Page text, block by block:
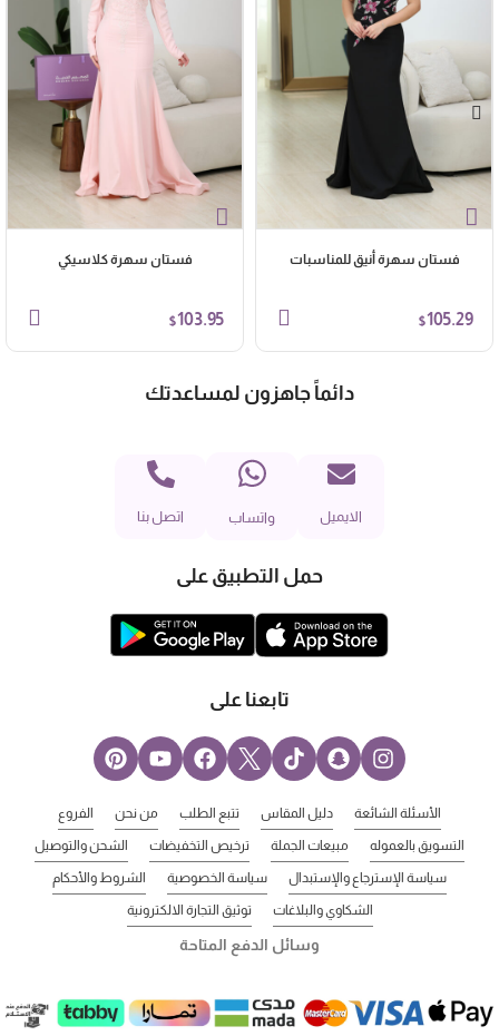
فستان سهرة أنيق للمناسبات
$105.29
فستان سهرة كلاسيكي
$103.95
دائماً جاهزون لمساعدتك
الايميل واتساب اتصل بنا
حمل التطبيق على
تابعنا على
الأسئلة الشائعة دليل المقاس تتبع الطلب من نحن الفروع
التسويق بالعموله مبيعات الجملة ترخيص التخفيضات الشحن والتوصيل
سياسة الإسترجاع والإستبدال سياسة الخصوصية الشروط والأحكام
الشكاوي والبلاغات توثيق التجارة الالكترونية
وسائل الدفع المتاحة